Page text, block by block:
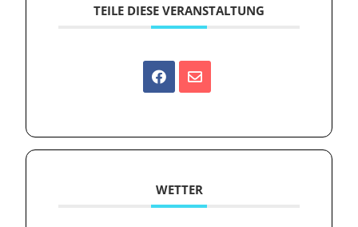
TEILE DIESE VERANSTALTUNG
WETTER